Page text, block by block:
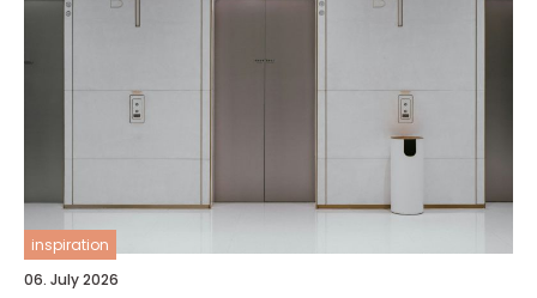
inspiration
06. July 2026